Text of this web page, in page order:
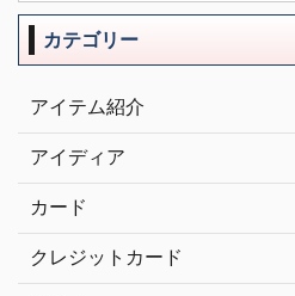
カテゴリー
アイテム紹介
アイディア
カード
クレジットカード